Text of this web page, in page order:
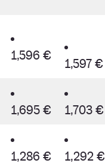
1,596 €
1,597 €
1,695 € 1,703 €
1,286 € 1,292 €